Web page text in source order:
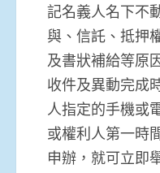
記名義人名下不
與、信託、抵押
及書狀補給等原
收件及異動完成
人指定的手機或
或權利人第一時
申辦，就可立即